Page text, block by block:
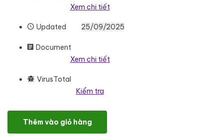
Xem chi tiết
Updated 25/09/2025
Document
Xem chi tiết
VirusTotal
Kiểm tra
Labvox - Laboratory WordPress theme WordPress Theme số
Thêm vào giỏ hàng